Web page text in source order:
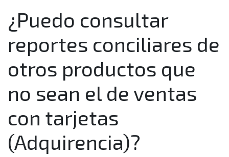
con tarjetas (Adquirencia), ¿qué hago?
Cuando descargo mi reporte conciliar, ¿por qué me
aparecen varios archivos y cómo identifico el orden?
¿Qué es y para qué sirve el reporte de ventas
conciliar?
¿Qué tipo de transacciones encuentro en mi reporte
¿Puedo consultar
reportes conciliares de
otros productos que
no sean el de ventas
con tarjetas
(Adquirencia)?